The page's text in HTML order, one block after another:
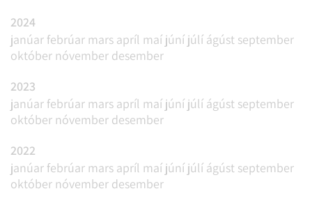
2024
janúar febrúar mars apríl maí júní júlí ágúst september
október nóvember desember
2023
janúar febrúar mars apríl maí júní júlí ágúst september
október nóvember desember
2022
janúar febrúar mars apríl maí júní júlí ágúst september
október nóvember desember